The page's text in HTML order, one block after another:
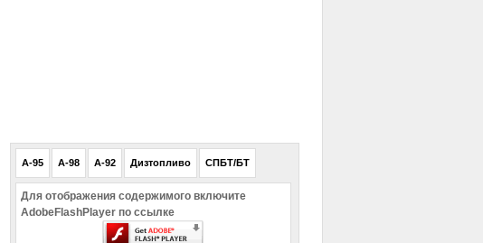
A-95 A-98 A-92 Дизтопливо СПБТ/БТ
Для отображения содержимого включите
AdobeFlashPlayer по ссылке